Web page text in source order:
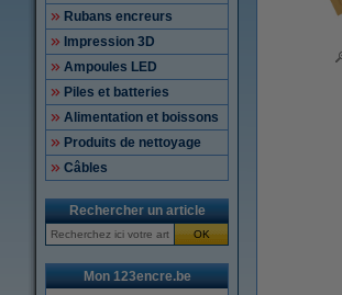
Rubans encreurs
Impression 3D
Ampoules LED
Piles et batteries
Alimentation et boissons
Produits de nettoyage
Câbles
Rechercher un article
OK
Mon 123encre.be